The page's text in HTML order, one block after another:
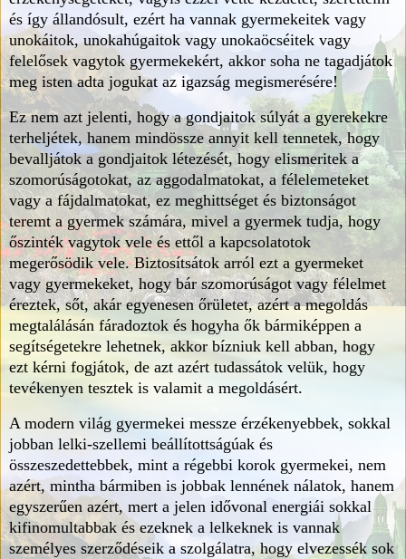
és így állandósult, ezért ha vannak gyermekeitek vagy
unokáitok, unokahúgaitok vagy unokaöcséitek vagy
felelősek vagytok gyermekekért, akkor soha ne tagadjátok
meg isten adta jogukat az igazság megismerésére!
Ez nem azt jelenti, hogy a gondjaitok súlyát a gyerekekre
terheljétek, hanem mindössze annyit kell tennetek, hogy
bevalljátok a gondjaitok létezését, hogy elismeritek a
szomorúságotokat, az aggodalmatokat, a félelemeteket
vagy a fájdalmatokat, ez meghittséget és biztonságot
teremt a gyermek számára, mivel a gyermek tudja, hogy
őszinték vagytok vele és ettől a kapcsolatotok
megerősödik vele. Biztosítsátok arról ezt a gyermeket
vagy gyermekeket, hogy bár szomorúságot vagy félelmet
éreztek, sőt, akár egyenesen őrületet, azért a megoldás
megtalálásán fáradoztok és hogyha ők bármiképpen a
segítségetekre lehetnek, akkor bízniuk kell abban, hogy
ezt kérni fogjátok, de azt azért tudassátok velük, hogy
tevékenyen tesztek is valamit a megoldásért.
A modern világ gyermekei messze érzékenyebbek, sokkal
jobban lelki-szellemi beállítottságúak és
összeszedettebbek, mint a régebbi korok gyermekei, nem
azért, mintha bármiben is jobbak lennének nálatok, hanem
egyszerűen azért, mert a jelen idővonal energiái sokkal
kifinomultabbak és ezeknek a lelkeknek is vannak
személyes szerződéseik a szolgálatra, hogy elvezessék sok